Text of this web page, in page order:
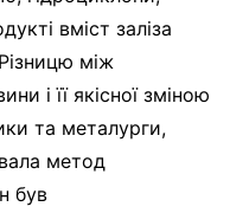
вміст заліза
між
і її якісної зміною
та металурги,
метод
був